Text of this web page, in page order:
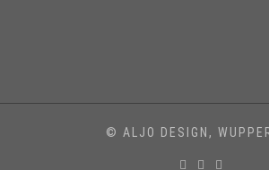
© ALJO DESIGN,